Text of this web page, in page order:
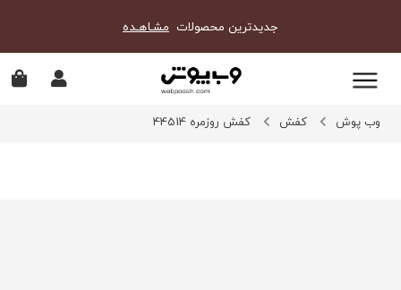
جدیدترین محصولات مشـاهـده
وب پوش کفش کفش روزمره 44514